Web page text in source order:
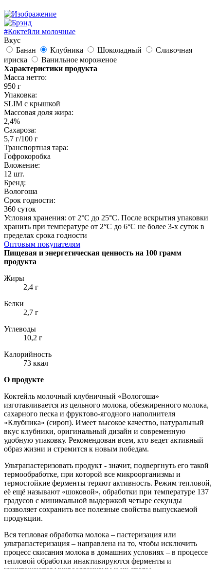
#Коктейли молочные
Вкус
Банан
Клубника Шоколадный
Сливочная
ириска
Ванильное мороженое
Характеристики продукта
Масса нетто:
950 г
Упаковка:
SLIM с крышкой
Массовая доля жира:
2,4%
Сахароза:
5,7 г/100 г
Транспортная тара:
Гофрокоробка
Вложение:
12 шт.
Бренд:
Вологоша
Срок годности:
360 суток
Условия хранения: от 2°С до 25°С. После вскрытия упаковки
хранить при температуре от 2°С до 6°С не более 3-х суток в
пределах срока годности
Оптовым покупателям
Пищевая и энергетическая ценность на 100 грамм
продукта
Жиры
2,4 г
Белки
2,7 г
Углеводы
10,2 г
Калорийность
73 ккал
О продукте
Коктейль молочный клубничный «Вологоша»
изготавливается из цельного молока, обезжиренного молока,
сахарного песка и фруктово-ягодного наполнителя
«Клубника» (сироп). Имеет высокое качество, натуральный
вкус клубники, оригинальный дизайн и современную
удобную упаковку. Рекомендован всем, кто ведет активный
образ жизни и стремится к новым победам.
Ультрапастеризовать продукт - значит, подвергнуть его такой
термообработке, при которой все микроорганизмы и
термостойкие ферменты теряют активность. Режим тепловой,
её ещё называют «шоковой», обработки при температуре 137
градусов с минимальной выдержкой четыре секунды
позволяет сохранить все полезные свойства выпускаемой
продукции.
Вся тепловая обработка молока – пастеризация или
ультрапастеризация – направлена на то, чтобы исключить
процесс скисания молока в домашних условиях – в процессе
тепловой обработки инактивируются ферменты и